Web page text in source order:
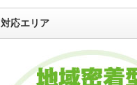
対応エリア